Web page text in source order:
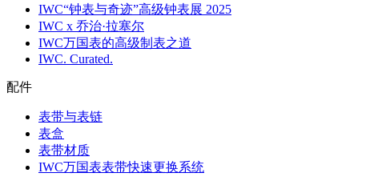
IWC“钟表与奇迹”高级钟表展 2025
IWC x 乔治·拉塞尔
IWC万国表的高级制表之道
IWC. Curated.
配件
表带与表链
表盒
表带材质
IWC万国表表带快速更换系统